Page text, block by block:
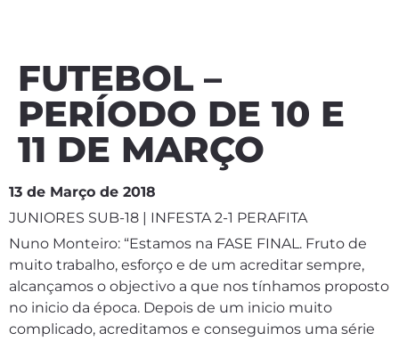
FUTEBOL –
PERÍODO DE 10 E
11 DE MARÇO
13 de Março de 2018
JUNIORES SUB-18 | INFESTA 2-1 PERAFITA
Nuno Monteiro: “Estamos na FASE FINAL. Fruto de
muito trabalho, esforço e de um acreditar sempre,
alcançamos o objectivo a que nos tínhamos proposto
no inicio da época. Depois de um inicio muito
complicado, acreditamos e conseguimos uma série